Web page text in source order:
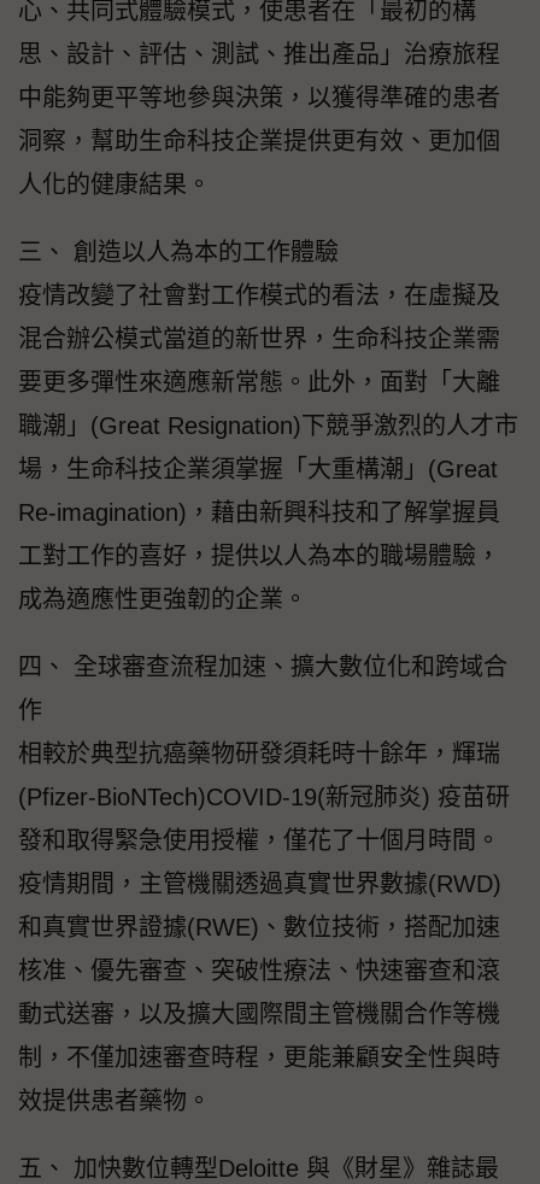
心、共同式體驗模式，使患者在「最初的構
思、設計、評估、測試、推出產品」治療旅程
中能夠更平等地參與決策，以獲得準確的患者
洞察，幫助生命科技企業提供更有效、更加個
人化的健康結果。
三、 創造以人為本的工作體驗
疫情改變了社會對工作模式的看法，在虛擬及
混合辦公模式當道的新世界，生命科技企業需
要更多彈性來適應新常態。此外，面對「大離
職潮」(Great Resignation)下競爭激烈的人才市
場，生命科技企業須掌握「大重構潮」(Great
Re-imagination)，藉由新興科技和了解掌握員
工對工作的喜好，提供以人為本的職場體驗，
成為適應性更強韌的企業。
四、 全球審查流程加速、擴大數位化和跨域合
作
相較於典型抗癌藥物研發須耗時十餘年，輝瑞
(Pfizer-BioNTech)COVID-19(新冠肺炎) 疫苗研
發和取得緊急使用授權，僅花了十個月時間。
疫情期間，主管機關透過真實世界數據(RWD)
和真實世界證據(RWE)、數位技術，搭配加速
核准、優先審查、突破性療法、快速審查和滾
動式送審，以及擴大國際間主管機關合作等機
制，不僅加速審查時程，更能兼顧安全性與時
效提供患者藥物。
五、 加快數位轉型Deloitte 與《財星》雜誌最